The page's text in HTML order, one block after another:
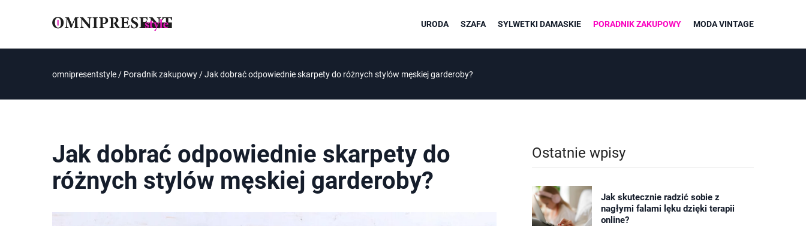
URODA SZAFA SYLWETKI DAMASKIE PORADNIK ZAKUPOWY MODA VINTAGE
omnipresentstyle / Poradnik zakupowy /Jak dobrać odpowiednie skarpety do różnych stylów męskiej garderoby?
Jak dobrać odpowiednie skarpety do
różnych stylów męskiej garderoby?
Ostatnie wpisy
Jak skutecznie radzić sobie z
nagłymi falami lęku dzięki terapii
online?